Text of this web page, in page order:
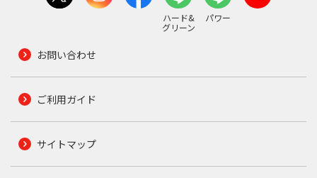
ハード&
グリーン
パワー
お問い合わせ
ご利用ガイド
サイトマップ